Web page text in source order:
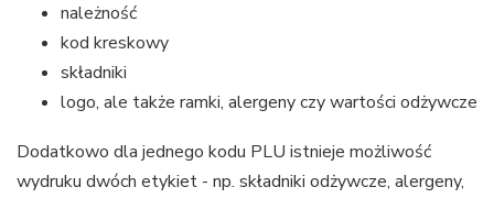
należność
kod kreskowy
składniki
logo, ale także ramki, alergeny czy wartości odżywcze
Dodatkowo dla jednego kodu PLU istnieje możliwość
wydruku dwóch etykiet - np. składniki odżywcze, alergeny,